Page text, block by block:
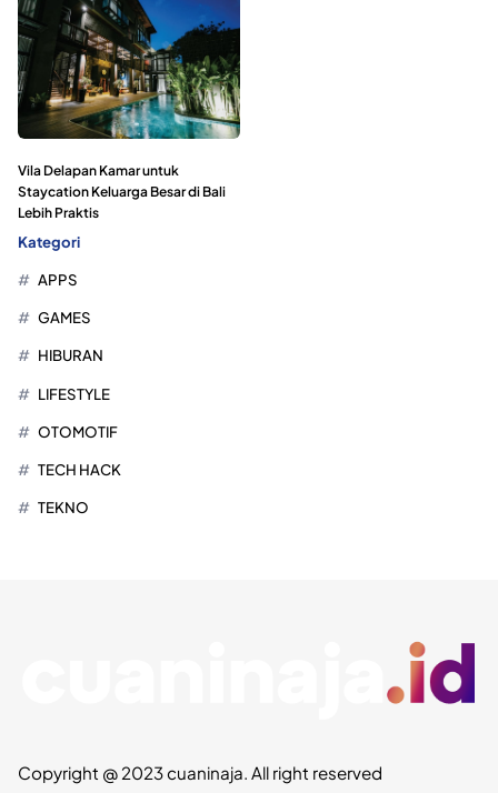
Vila Delapan Kamar untuk
Staycation Keluarga Besar di Bali
Lebih Praktis
Kategori
APPS
GAMES
HIBURAN
LIFESTYLE
OTOMOTIF
TECH HACK
TEKNO
Copyright @ 2023 cuaninaja. All right reserved